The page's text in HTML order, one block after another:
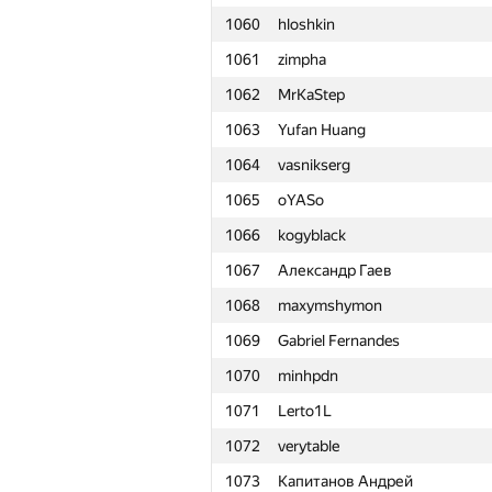
1060
hloshkin
1061
zimpha
1062
MrKaStep
1063
Yufan Huang
1064
vasnikserg
1065
oYASo
1066
kogyblack
1067
Александр Гаев
1068
maxymshymon
1069
Gabriel Fernandes
1070
minhpdn
1071
Lerto1L
1072
verytable
1073
Капитанов Андрей
Participant